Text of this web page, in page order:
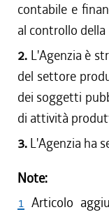
contabile e
al controllo della
2. L'Agenzia è
del settore
dei soggetti
di attività
3. L'Agenzia ha
Note:
1 Articolo